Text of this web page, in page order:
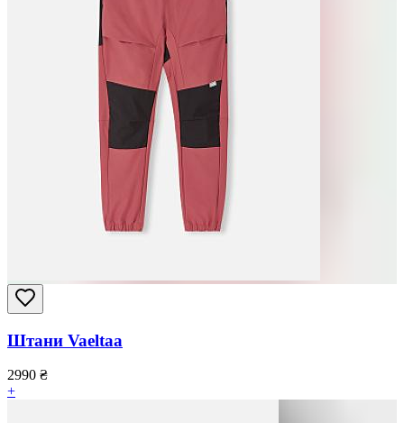
Штани Vaeltaa
2990 ₴
+